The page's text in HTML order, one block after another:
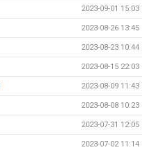
2023-09-01 15:03
2023-08-26 13:45
2023-08-23 10:44
2023-08-15 22:03
2023-08-09 11:43
2023-08-08 10:23
2023-07-31 12:05
2023-07-02 11:14